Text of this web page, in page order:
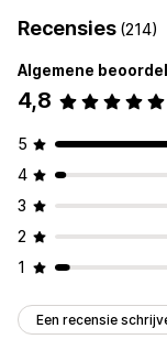
Recensies (214)
Algemene
4,8
5
4
3
2
1
Een recensie